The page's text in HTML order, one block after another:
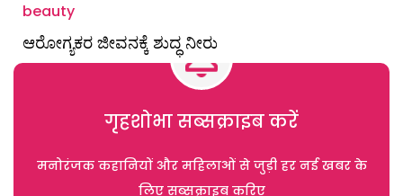
beauty
ಆರೋಗ್ಯಕರ ಜೀವನಕ್ಕೆ ಶುದ್ಧ ನೀರು
गृहशोभा सब्सक्राइब करें
मनोरंजक कहानियों और महिलाओं से जुड़ी हर नई खबर के
लिए सब्सक्राइब करिए